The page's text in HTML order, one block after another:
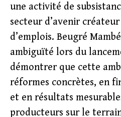
une activité de
secteur d’avenir
d’emplois. Beugré
ambiguïté lors du
démontrer que cette
réformes concrètes, en
et en résultats
producteurs sur le